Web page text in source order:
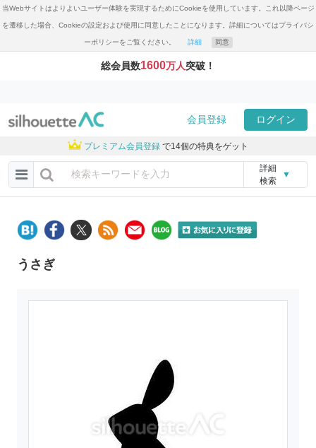
当Webサイトはよりよいユーザー体験を実現するためにCookieを使用しています。これ以降ページ
を遷移した場合、Cookieの設定および使用に同意したことになります。詳細についてはプライバシ
ーポリシーをご覧ください。 詳細 同意
総会員数1600万人突破！
会員登録 ログイン
プレミアム会員登録 で14個の特典をゲット
詳細
検索
▼
うさぎ